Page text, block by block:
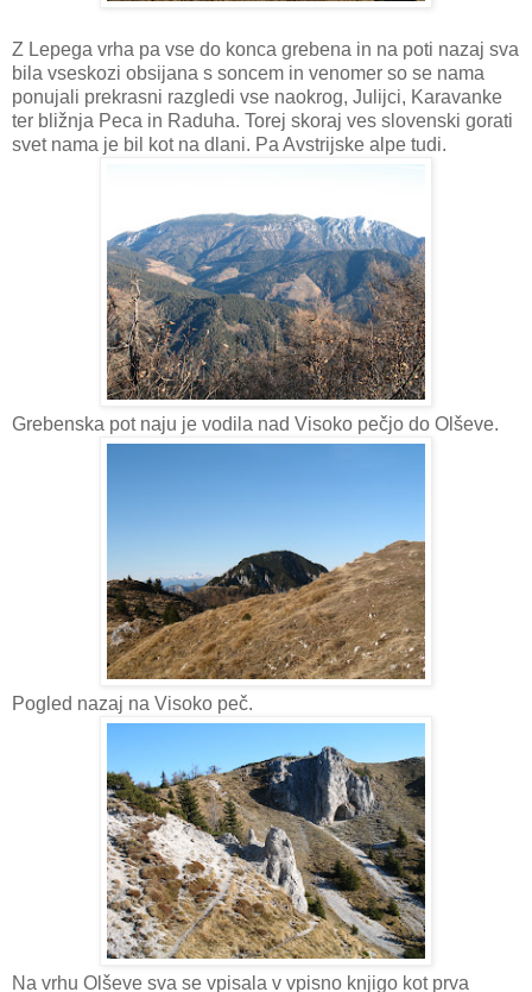
Z Lepega vrha pa vse do konca grebena in na poti nazaj sva
bila vseskozi obsijana s soncem in venomer so se nama
ponujali prekrasni razgledi vse naokrog, Julijci, Karavanke
ter bližnja Peca in Raduha. Torej skoraj ves slovenski gorati
svet nama je bil kot na dlani. Pa Avstrijske alpe tudi.
Grebenska pot naju je vodila nad Visoko pečjo do Olševe.
Pogled nazaj na Visoko peč.
Na vrhu Olševe sva se vpisala v vpisno knjigo kot prva